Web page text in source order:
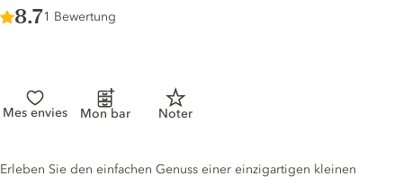
Score :
8.7/ 10
1 Bewertung
Mes envies Mon bar Noter
Gin description
Erleben Sie den einfachen Genuss einer einzigartigen kleinen